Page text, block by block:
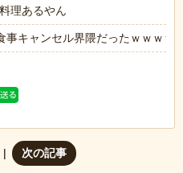
理あるやん
事キャンセル界隈だったｗｗｗｗ
次の記事